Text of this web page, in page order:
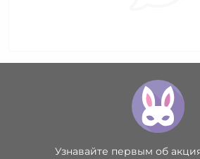
Узнавайте первым об